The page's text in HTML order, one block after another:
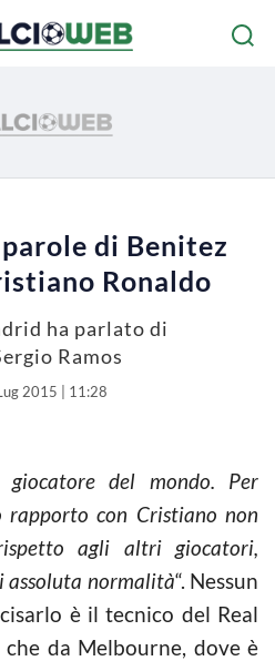
di Benitez
Ronaldo
ha parlato di
Ramos
2015 | 11:28
del mondo. Per
con Cristiano non
agli altri giocatori,
assoluta normalità“. Nessun
è il tecnico del Real
che da Melbourne, dove è